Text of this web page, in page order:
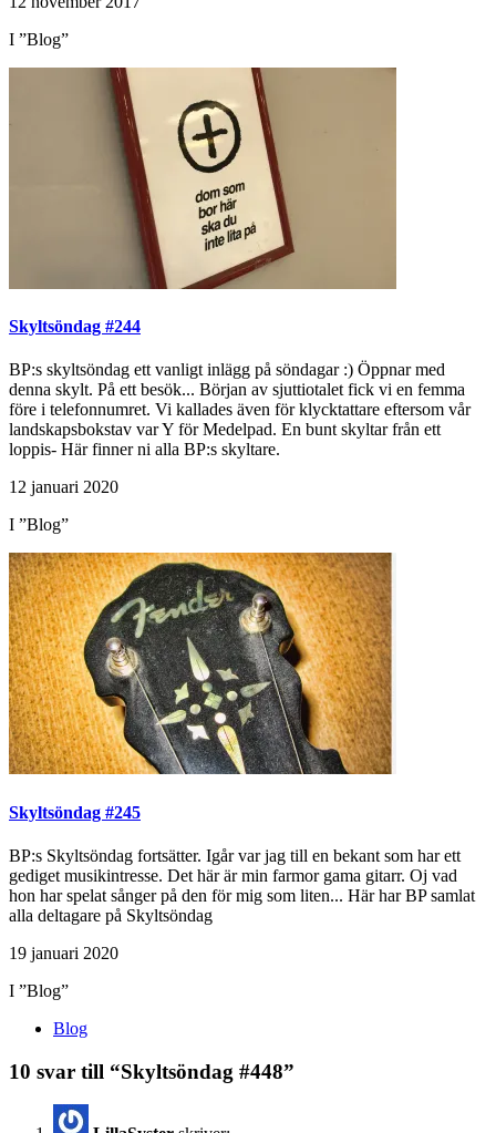
I ”Blog”
Skyltsöndag #244
BP:s skyltsöndag ett vanligt inlägg på söndagar :) Öppnar med
denna skylt. På ett besök... Början av sjuttiotalet fick vi en femma
före i telefonnumret. Vi kallades även för klycktattare eftersom vår
landskapsbokstav var Y för Medelpad. En bunt skyltar från ett
loppis- Här finner ni alla BP:s skyltare.
12 januari 2020
I ”Blog”
Skyltsöndag #245
BP:s Skyltsöndag fortsätter. Igår var jag till en bekant som har ett
gediget musikintresse. Det här är min farmor gama gitarr. Oj vad
hon har spelat sånger på den för mig som liten... Här har BP samlat
alla deltagare på Skyltsöndag
19 januari 2020
I ”Blog”
Blog
10 svar till “Skyltsöndag #448”